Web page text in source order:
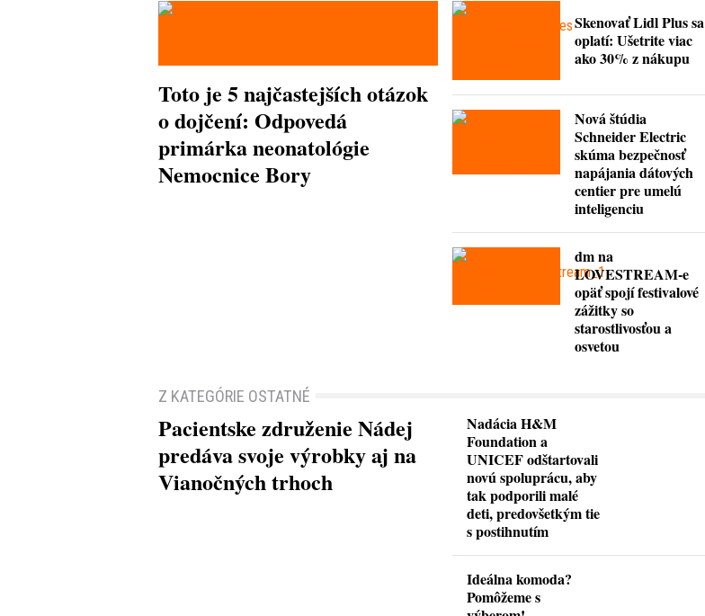
Toto je 5 najčastejších otázok
o dojčení: Odpovedá
primárka neonatológie
Nemocnice Bory
Skenovať Lidl Plus sa
oplatí: Ušetrite viac
ako 30% z nákupu
Nová štúdia
Schneider Electric
skúma bezpečnosť
napájania dátových
centier pre umelú
inteligenciu
dm na
LOVESTREAM-e
opäť spojí festivalové
zážitky so
starostlivosťou a
osvetou
Z KATEGÓRIE OSTATNÉ
Pacientske združenie Nádej
predáva svoje výrobky aj na
Vianočných trhoch
Nadácia H&M
Foundation a
UNICEF odštartovali
novú spoluprácu, aby
tak podporili malé
deti, predovšetkým tie
s postihnutím
Ideálna komoda?
Pomôžeme s